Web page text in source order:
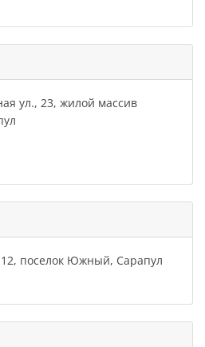
ул., 23, жилой массив
поселок Южный, Сарапул